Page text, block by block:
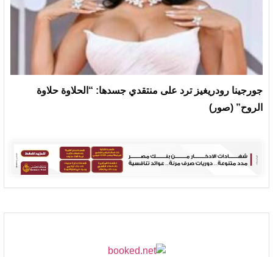
جورجينا رودريغيز ترد على منتقدي جسدها: “الحلاوة حلاوة
الروح” (صور)